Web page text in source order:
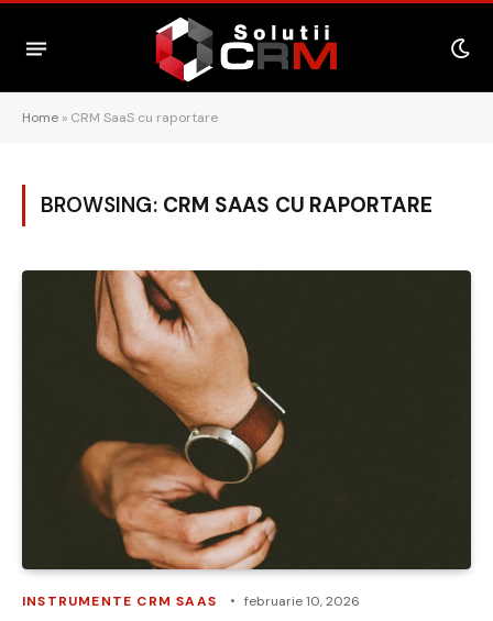
Home » CRM SaaS cu raportare
BROWSING: CRM SAAS CU RAPORTARE
INSTRUMENTE CRM SAAS februarie 10, 2026